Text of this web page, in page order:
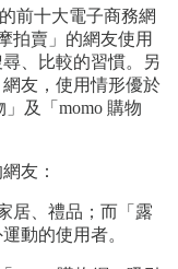
前十大電子商務網
拍賣」的網友使用
、比較的習慣。另
友，使用情形優於
」及「momo 購物
友：
居、禮品；而「露
動的使用者。